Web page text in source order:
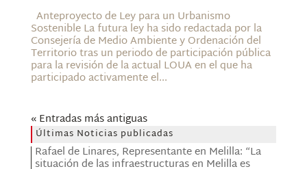
Anteproyecto de Ley para un Urbanismo
Sostenible La futura ley ha sido redactada por la
Consejería de Medio Ambiente y Ordenación del
Territorio tras un periodo de participación pública
para la revisión de la actual LOUA en el que ha
participado activamente el...
« Entradas más antiguas
Últimas Noticias publicadas
Rafael de Linares, Representante en Melilla: “La
situación de las infraestructuras en Melilla es